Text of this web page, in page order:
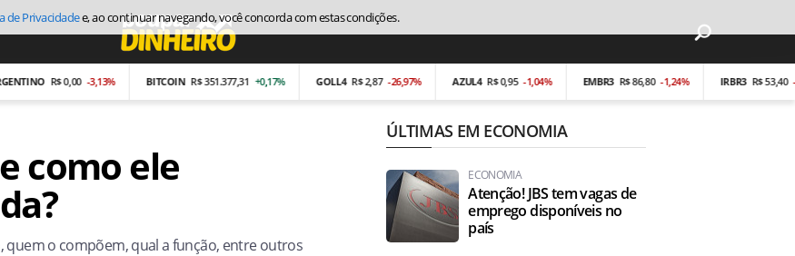
R$ 0,00 -3,13% BITCOIN R$ 351.377,31 +0,17% GOLL4 R$ 2,87 -26,97% AZUL4 R$ 0,95 -1,04% EMBR3 R$ 86,80 -1,24% IRBR3 R$ 53,40 -0,19%
como ele
o compõem, qual a função, entre outros
ÚLTIMAS EM ECONOMIA
ECONOMIA
Atenção! JBS tem vagas de
emprego disponíveis no
país
de Privacidadee, ao continuar navegando, você concorda com estas condições.